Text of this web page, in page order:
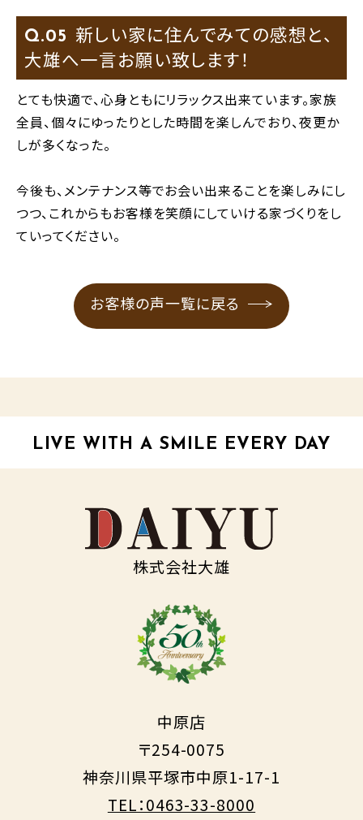
Q.
新しい家に住んでみての感想と、
大雄へ一言お願い致します！
とても快適で、心身ともにリラックス出来ています。家族
全員、個々にゆったりとした時間を楽しんでおり、夜更か
しが多くなった。
今後も、メンテナンス等でお会い出来ることを楽しみにし
つつ、これからもお客様を笑顔にしていける家づくりをし
ていってください。
お客様の声一覧に戻る
LIVE WITH A SMILE EVERY DAY
株式会社大雄
中原店
〒254-0075
神奈川県平塚市中原1-17-1
TEL：0463-33-8000